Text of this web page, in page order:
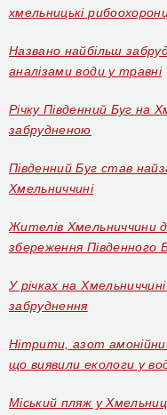
хмельницькі
Названо найбільш
аналізами води у травні
Річку Південний Буг на
забрудненою
Південний Буг став
Хмельниччині
Жителів Хмельниччини
збереження Південного
У річках на
забруднення
Нітрити, азот
що виявили екологи у
Міський пляж у